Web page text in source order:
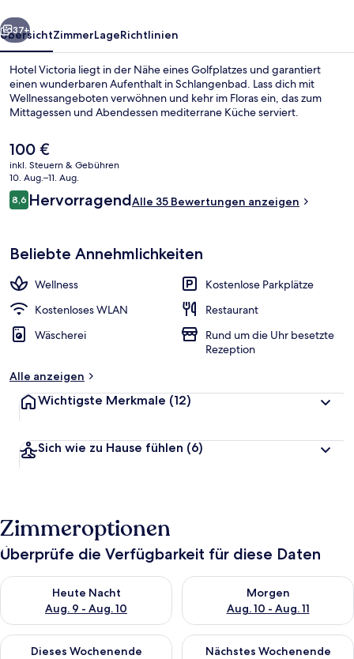
Unterkunftsgelände
Weiter
37+
ÜbersichtZimmerLageRichtlinien
Hotel Victoria liegt in der Nähe eines Golfplatzes und garantiert
einen wunderbaren Aufenthalt in Schlangenbad. Lass dich mit
Wellnessangeboten verwöhnen und kehr im Floras ein, das zum
Mittagessen und Abendessen mediterrane Küche serviert.
Der
aktuelle
Preis
beträgt
100 €.
100 €
inkl. Steuern & Gebühren
10. Aug.–11. Aug.
Bewertungen
8,68,6 von 10.
HervorragendAlle 35 Bewertungen anzeigen
Beliebte Annehmlichkeiten
Wellness
Kostenlose Parkplätze
Kostenloses WLAN
Restaurant
Wäscherei
Rund um die Uhr besetzte
Rezeption
Alle anzeigen
Wichtigste Merkmale (12)
Sich wie zu Hause fühlen (6)
Zimmeroptionen
Überprüfe die Verfügbarkeit für diese Daten
Heute Nacht
Aug. 9 - Aug. 10
Überprüfe die Verfügbarkeit für heute Nacht, Aug. 9 - Aug.
Morgen
Aug. 10 - Aug. 11
Überprüfe die Verfügbarkeit
Dieses Wochenende
Überprüfe die Verfügbarkeit für dieses Wochenende, Aug. 14
Nächstes Wochenende
Überprüfe die Verfügbarkeit